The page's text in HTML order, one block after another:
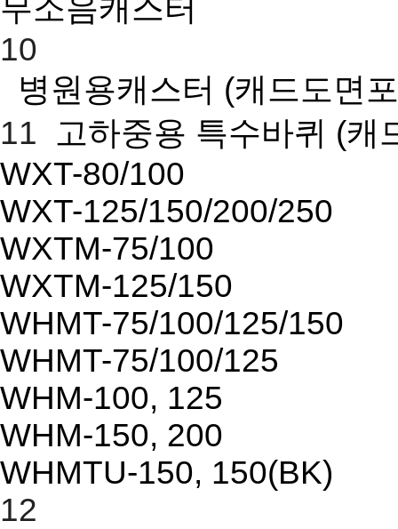
무소음캐스터
10
병원용캐스터 (캐드도면
11
고하중용 특수바퀴 (캐
WXT-80/100
WXT-125/150/200/250
WXTM-75/100
WXTM-125/150
WHMT-75/100/125/150
WHMT-75/100/125
WHM-100, 125
WHM-150, 200
WHMTU-150, 150(BK)
12